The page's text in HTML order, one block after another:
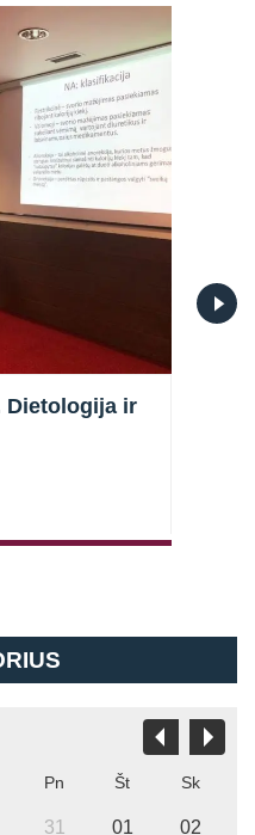
Dietologija ir
Pn Št Sk
31 01 02